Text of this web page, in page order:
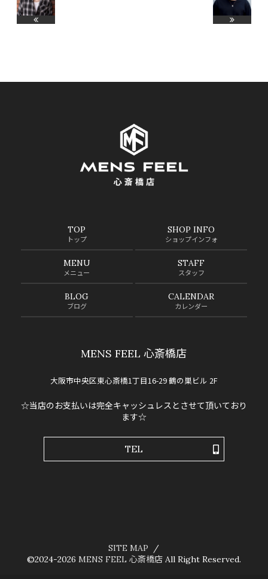
TOP
トップ
SHOP INFO
ショップインフォ
MENU
メニュー
STAFF
スタッフ
BLOG
ブログ
CALENDAR
カレンダー
MENS FEEL 心斎橋店
大阪市中央区東心斎橋1丁目16-29 鶴の巣ビル 2F
☆当店のお支払いは完全キャッシュレスとさせて頂いており
ます☆
TEL
SITE MAP
©2024-2026 MENS FEEL 心斎橋店All Right Reserved.